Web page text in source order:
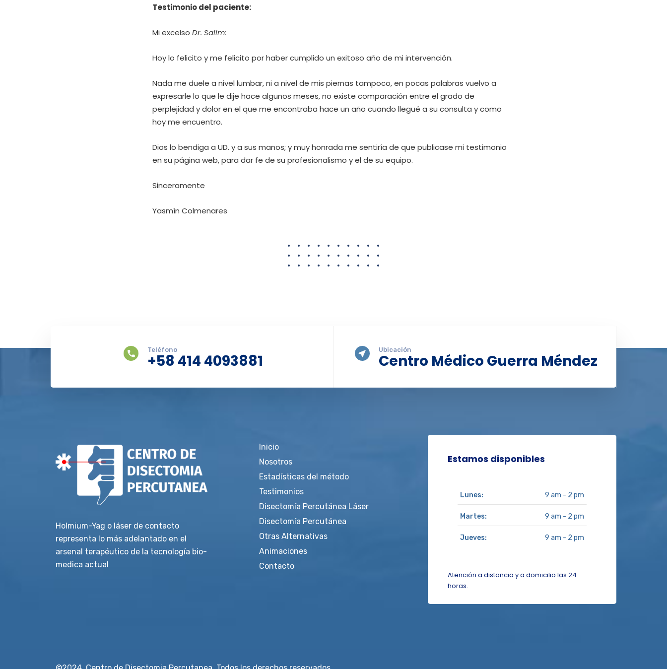
Testimonio del paciente:
Mi excelso Dr. Salim:
Hoy lo felicito y me felicito por haber cumplido un exitoso año de mi intervención.
Nada me duele a nivel lumbar, ni a nivel de mis piernas tampoco, en pocas palabras vuelvo a
expresarle lo que le dije hace algunos meses, no existe comparación entre el grado de
perplejidad y dolor en el que me encontraba hace un año cuando llegué a su consulta y como
hoy me encuentro.
Dios lo bendiga a UD. y a sus manos; y muy honrada me sentiría de que publicase mi testimonio
en su página web, para dar fe de su profesionalismo y el de su equipo.
Sinceramente
Yasmín Colmenares
Teléfono
+58 414 4093881
Ubicación
Centro Médico Guerra Méndez
Holmium-Yag o láser de contacto
representa lo más adelantado en el
arsenal terapéutico de la tecnología bio-
medica actual
Inicio
Nosotros
Estadísticas del método
Testimonios
Disectomía Percutánea Láser
Disectomía Percutánea
Otras Alternativas
Animaciones
Contacto
Estamos disponibles
Lunes: 9 am - 2 pm
Martes: 9 am - 2 pm
Jueves: 9 am - 2 pm
Atención a distancia y a domicilio las 24
horas.